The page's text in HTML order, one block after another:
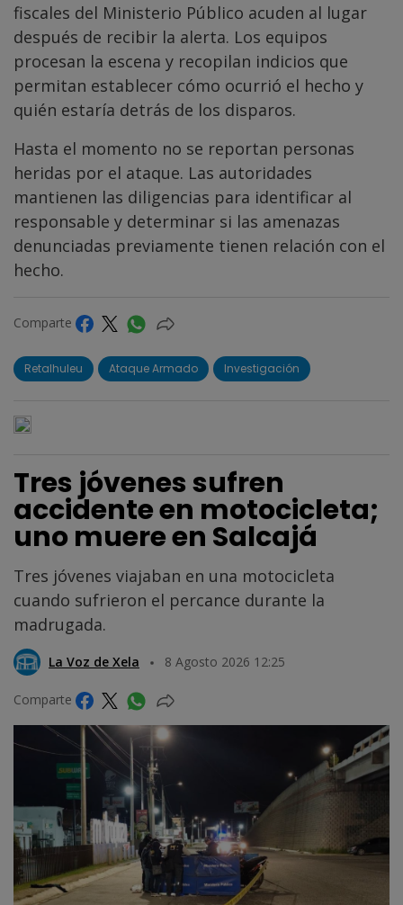
fiscales del Ministerio Público acuden al lugar
después de recibir la alerta. Los equipos
procesan la escena y recopilan indicios que
permitan establecer cómo ocurrió el hecho y
quién estaría detrás de los disparos.
Hasta el momento no se reportan personas
heridas por el ataque. Las autoridades
mantienen las diligencias para identificar al
responsable y determinar si las amenazas
denunciadas previamente tienen relación con el
hecho.
Comparte
Retalhuleu Ataque Armado Investigación
Tres jóvenes sufren
accidente en motocicleta;
uno muere en Salcajá
Tres jóvenes viajaban en una motocicleta
cuando sufrieron el percance durante la
madrugada.
La Voz de Xela 8 Agosto 2026 12:25
Comparte